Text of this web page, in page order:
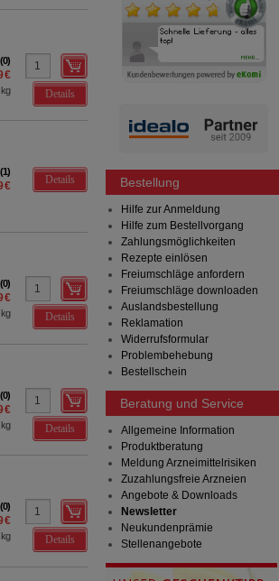
0
€
Details
1
€
Details
0
€
Details
0
€
Details
0
€
Details
Bestellung
Hilfe zur Anmeldung
Hilfe zum Bestellvorgang
Zahlungsmöglichkeiten
Rezepte einlösen
Freiumschläge anfordern
Freiumschläge downloaden
Auslandsbestellung
Reklamation
Widerrufsformular
Problembehebung
Bestellschein
Beratung und Service
Allgemeine Information
Produktberatung
Meldung Arzneimittelrisiken
Zuzahlungsfreie Arzneien
Angebote & Downloads
Newsletter
Neukundenprämie
Stellenangebote